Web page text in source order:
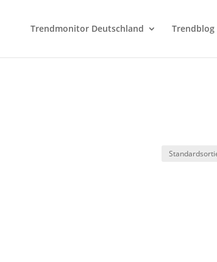
Trendmonitor Deutschland Trendblog